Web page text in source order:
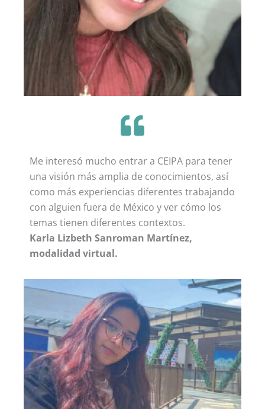
Me interesó mucho entrar a CEIPA para tener
una visión más amplia de conocimientos, así
como más experiencias diferentes trabajando
con alguien fuera de México y ver cómo los
temas tienen diferentes contextos.
Karla Lizbeth Sanroman Martínez,
modalidad virtual.